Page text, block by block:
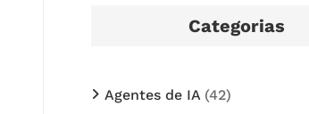
Categorias
Agentes de IA(42)